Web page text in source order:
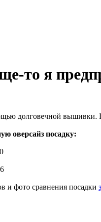
то я
долговечной вышивки.
оверсайз посадку:
и фото сравнения посадки